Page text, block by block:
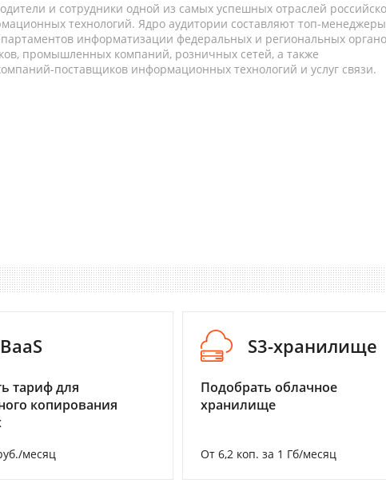
и сотрудники одной из самых успешных отраслей
технологий. Ядро аудитории составляют топ-
информатизации федеральных и региональных
промышленных компаний, розничных сетей, а также
поставщиков информационных технологий и услуг связи.
BaaS
тариф для
копирования
месяц
S3-хранилище
Подобрать облачное
хранилище
От 6,2 коп. за 1 Гб/месяц